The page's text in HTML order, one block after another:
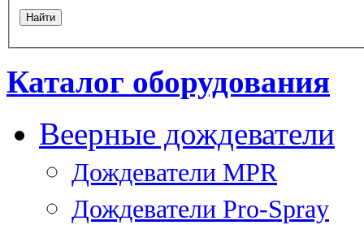
Каталог оборудования
Веерные дождеватели
Дождеватели MPR
Дождеватели Pro-Spray